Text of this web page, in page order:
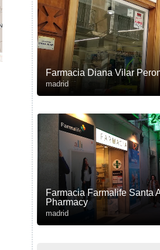
Farmacia Diana Vilar
madrid
Farmacia Farmalife Santa
Pharmacy
madrid